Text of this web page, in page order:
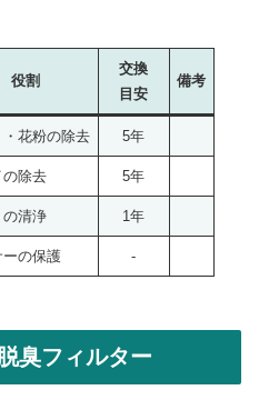
役割
交換
目安
備考
花粉の除去 5年
の除去 5年
の清浄 1年
ーの保護 -
臭フィルター